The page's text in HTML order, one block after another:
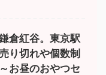
倉紅谷。東京駅
り切れや個数制
お昼のおやつセ